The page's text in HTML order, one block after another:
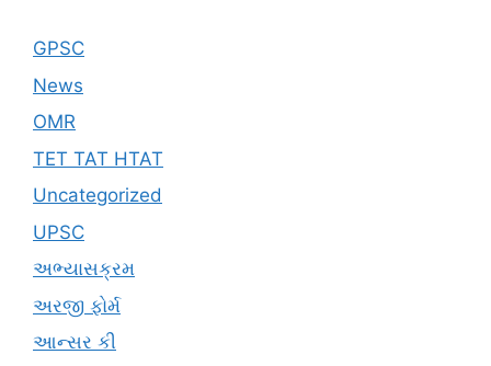
GPSC
News
OMR
TET TAT HTAT
Uncategorized
UPSC
અભ્યાસક્રમ
અરજી ફોર્મ
આન્સર કી